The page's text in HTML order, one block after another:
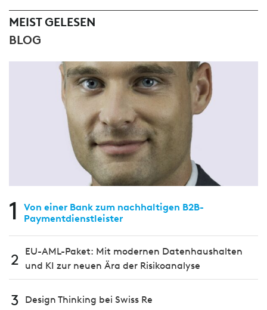
MEIST GELESEN
BLOG
1
Von einer Bank zum nachhaltigen B2B-
Paymentdienstleister
2
EU-AML-Paket: Mit modernen Datenhaushalten
und KI zur neuen Ära der Risikoanalyse
3 Design Thinking bei Swiss Re